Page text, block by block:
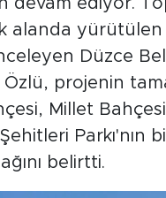
devam ediyor.
alanda yürütülen
Düzce
Özlü, projenin
Millet
Parkı'nın
belirtti.